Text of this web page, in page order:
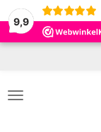
9,9